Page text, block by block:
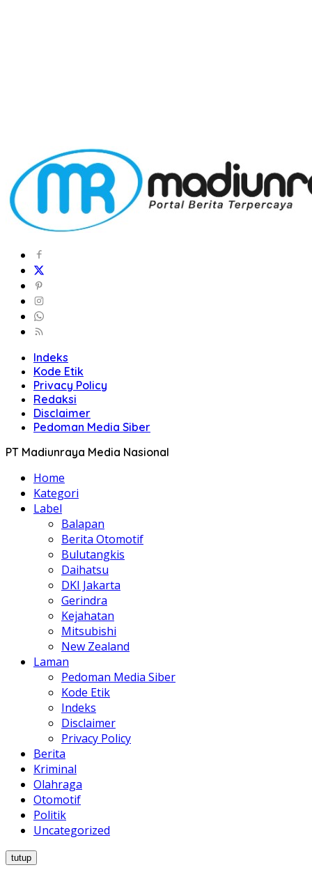
Indeks
Kode Etik
Privacy Policy
Redaksi
Disclaimer
Pedoman Media Siber
PT Madiunraya Media Nasional
Home
Kategori
Label
Balapan
Berita Otomotif
Bulutangkis
Daihatsu
DKI Jakarta
Gerindra
Kejahatan
Mitsubishi
New Zealand
Laman
Pedoman Media Siber
Kode Etik
Indeks
Disclaimer
Privacy Policy
Berita
Kriminal
Olahraga
Otomotif
Politik
Uncategorized
tutup